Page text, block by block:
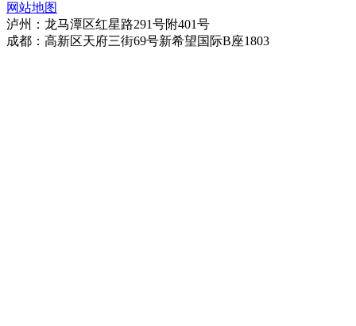
网站地图
泸州：龙马潭区红星路291号附401号
成都：高新区天府三街69号新希望国际B座1803